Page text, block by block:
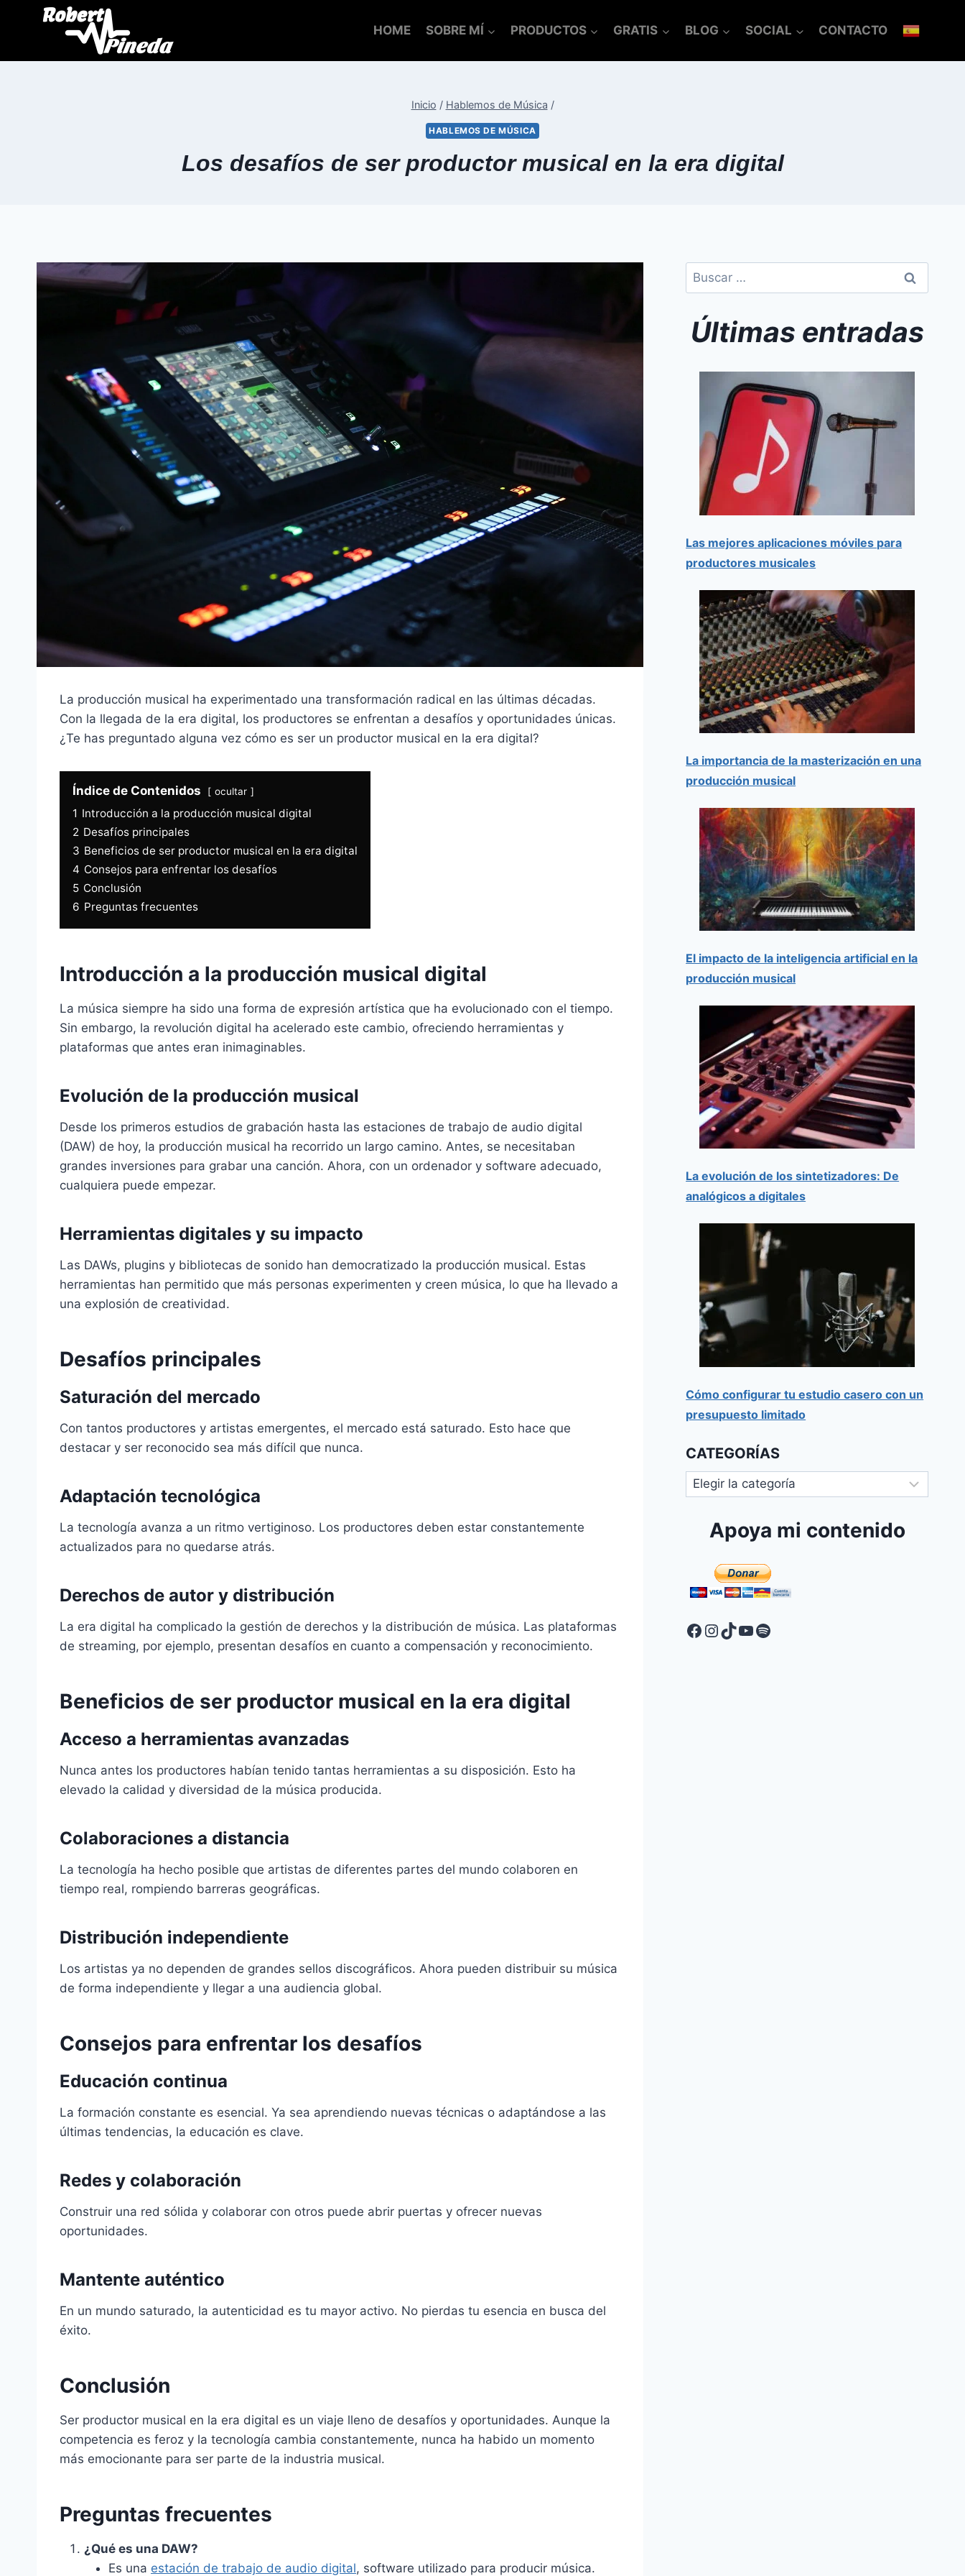
HOME SOBRE MÍ PRODUCTOS GRATIS BLOG SOCIAL CONTACTO
Inicio / Hablemos de Música /
HABLEMOS DE MÚSICA
Los desafíos de ser productor musical en la era digital
La producción musical ha experimentado una transformación radical en las últimas décadas.
Con la llegada de la era digital, los productores se enfrentan a desafíos y oportunidades únicas.
¿Te has preguntado alguna vez cómo es ser un productor musical en la era digital?
Índice de Contenidos ocultar
1 Introducción a la producción musical digital
2 Desafíos principales
3 Beneficios de ser productor musical en la era digital
4 Consejos para enfrentar los desafíos
5 Conclusión
6 Preguntas frecuentes
Introducción a la producción musical digital
La música siempre ha sido una forma de expresión artística que ha evolucionado con el tiempo.
Sin embargo, la revolución digital ha acelerado este cambio, ofreciendo herramientas y
plataformas que antes eran inimaginables.
Evolución de la producción musical
Desde los primeros estudios de grabación hasta las estaciones de trabajo de audio digital
(DAW) de hoy, la producción musical ha recorrido un largo camino. Antes, se necesitaban
grandes inversiones para grabar una canción. Ahora, con un ordenador y software adecuado,
cualquiera puede empezar.
Herramientas digitales y su impacto
Las DAWs, plugins y bibliotecas de sonido han democratizado la producción musical. Estas
herramientas han permitido que más personas experimenten y creen música, lo que ha llevado a
una explosión de creatividad.
Desafíos principales
Saturación del mercado
Con tantos productores y artistas emergentes, el mercado está saturado. Esto hace que
destacar y ser reconocido sea más difícil que nunca.
Adaptación tecnológica
La tecnología avanza a un ritmo vertiginoso. Los productores deben estar constantemente
actualizados para no quedarse atrás.
Derechos de autor y distribución
La era digital ha complicado la gestión de derechos y la distribución de música. Las plataformas
de streaming, por ejemplo, presentan desafíos en cuanto a compensación y reconocimiento.
Beneficios de ser productor musical en la era digital
Acceso a herramientas avanzadas
Nunca antes los productores habían tenido tantas herramientas a su disposición. Esto ha
elevado la calidad y diversidad de la música producida.
Colaboraciones a distancia
La tecnología ha hecho posible que artistas de diferentes partes del mundo colaboren en
tiempo real, rompiendo barreras geográficas.
Distribución independiente
Los artistas ya no dependen de grandes sellos discográficos. Ahora pueden distribuir su música
de forma independiente y llegar a una audiencia global.
Consejos para enfrentar los desafíos
Educación continua
La formación constante es esencial. Ya sea aprendiendo nuevas técnicas o adaptándose a las
últimas tendencias, la educación es clave.
Redes y colaboración
Construir una red sólida y colaborar con otros puede abrir puertas y ofrecer nuevas
oportunidades.
Mantente auténtico
En un mundo saturado, la autenticidad es tu mayor activo. No pierdas tu esencia en busca del
éxito.
Conclusión
Ser productor musical en la era digital es un viaje lleno de desafíos y oportunidades. Aunque la
competencia es feroz y la tecnología cambia constantemente, nunca ha habido un momento
más emocionante para ser parte de la industria musical.
Preguntas frecuentes
¿Qué es una DAW?
Es una estación de trabajo de audio digital, software utilizado para producir música.
Últimas entradas
Las mejores aplicaciones móviles para
productores musicales
La importancia de la masterización en una
producción musical
El impacto de la inteligencia artificial en la
producción musical
La evolución de los sintetizadores: De
analógicos a digitales
Cómo configurar tu estudio casero con un
presupuesto limitado
CATEGORÍAS
Apoya mi contenido